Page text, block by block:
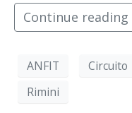
Continue reading
ANFIT Circuito
Rimini